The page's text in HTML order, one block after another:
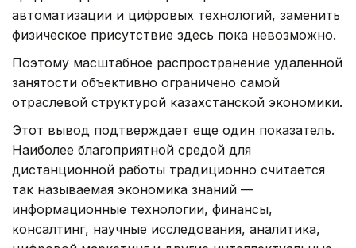
автоматизации и цифровых технологий, заменить
физическое присутствие здесь пока невозможно.
Поэтому масштабное распространение удаленной
занятости объективно ограничено самой
отраслевой структурой казахстанской экономики.
Этот вывод подтверждает еще один показатель.
Наиболее благоприятной средой для
дистанционной работы традиционно считается
так называемая экономика знаний —
информационные технологии, финансы,
консалтинг, научные исследования, аналитика,